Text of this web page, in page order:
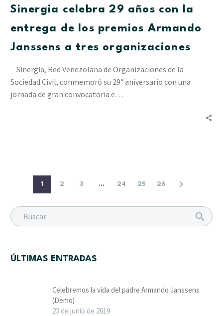
la
entrega
los
Armando
Janssens
a
Sinergia celebra 29 años con la
entrega de los premios Armando
Janssens a tres organizaciones
Sinergia, Red Venezolana de Organizaciones de la
Sociedad Civil, conmemoró su 29° aniversario con una
jornada de gran convocatoria e…
1 2 3 ... 24 25 26
ÚLTIMAS ENTRADAS
Celebremos la vida del padre Armando Janssens
(Demo)
23 de junio de 2019